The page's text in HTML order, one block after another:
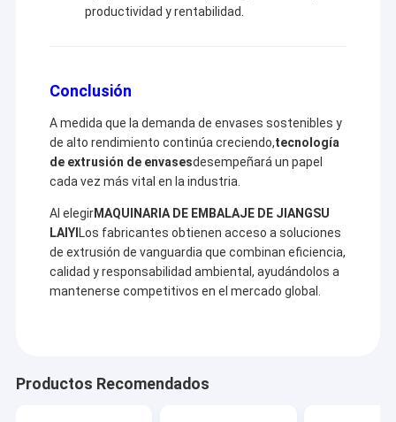
productividad y rentabilidad.
Conclusión
A medida que la demanda de envases sostenibles y
de alto rendimiento continúa creciendo,tecnología
de extrusión de envasesdesempeñará un papel
cada vez más vital en la industria.
Al elegirMAQUINARIA DE EMBALAJE DE JIANGSU
LAIYI Los fabricantes obtienen acceso a soluciones
de extrusión de vanguardia que combinan eficiencia,
calidad y responsabilidad ambiental, ayudándolos a
mantenerse competitivos en el mercado global.
Productos Recomendados